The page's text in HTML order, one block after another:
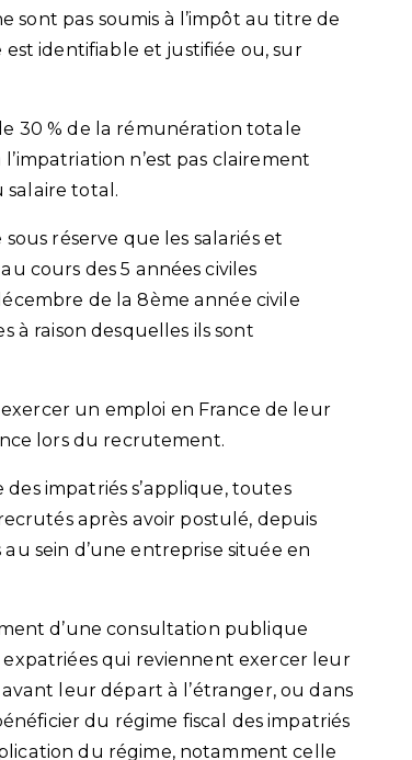
pas soumis à l’impôt au titre de
identifiable et justifiée ou, sur
30 % de la rémunération totale
n’est pas clairement
salaire total.
réserve que les salariés et
cours des 5 années civiles
de la 8ème année civile
à raison desquelles ils sont
un emploi en France de leur
lors du recrutement.
impatriés s’applique, toutes
après avoir postulé, depuis
sein d’une entreprise située en
d’une consultation publique
expatriées qui reviennent exercer leur
leur départ à l’étranger, ou dans
du régime fiscal des impatriés
du régime, notamment celle